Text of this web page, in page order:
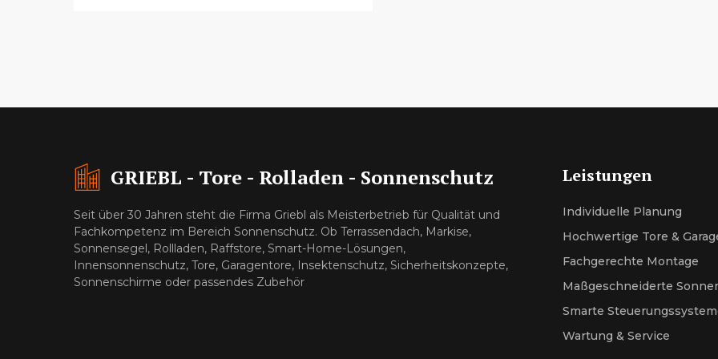
GRIEBL - Tore - Rolladen - Sonnenschutz
Seit über 30 Jahren steht die Firma Griebl als Meisterbetrieb für Qualität und
Fachkompetenz im Bereich Sonnenschutz. Ob Terrassendach, Markise,
Sonnensegel, Rollladen, Raffstore, Smart-Home-Lösungen,
Innensonnenschutz, Tore, Garagentore, Insektenschutz, Sicherheitskonzepte,
Sonnenschirme oder passendes Zubehör
Leistungen
Individuelle Planung
Hochwertige Tore &
Fachgerechte Montage
Maßgeschneiderte
Smarte
Wartung & Service